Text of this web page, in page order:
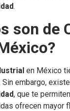
.
son de
en México
embargo,
, que te
ofrecen mayor